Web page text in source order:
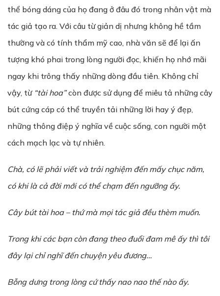
thể bóng dáng của họ đang ở đâu đó trong nhân vật mà
tác giả tạo ra. Với câu từ giản dị nhưng không hề tầm
thường và có tính thẩm mỹ cao, nhà văn sẽ để lại ấn
tượng khó phai trong lòng người đọc, khiến họ nhớ mãi
ngay khi trông thấy những dòng đầu tiên. Không chỉ
vậy, từ “tài hoa”còn được sử dụng để miêu tả những cây
bút cứng cáp có thể truyền tải những lời hay ý đẹp,
những thông điệp ý nghĩa về cuộc sống, con người một
cách mạch lạc và tự nhiên.
Chà, có lẽphải viết vàtrải nghiệm đến mấy chục năm,
cókhi làcả đời mới cóthểchạm đến ngưỡng ấy.
Cây bút tài hoa – thứ màmọi tác giả đều thèm muốn.
Trong khi các bạn còn đang theo đuổiđam mê ấy thìtôi
đây lại chỉnghĩ đến chuyện yêu đương…
Bỗng dưng trong lòng cứthấy nao nao thếnào ấy.